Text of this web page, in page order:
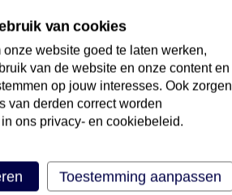
van cookies
website goed te laten werken,
van de website en onze content en
op jouw interesses. Ook zorgen
van derden correct worden
ons privacy- en cookiebeleid.
Toestemming aanpassen